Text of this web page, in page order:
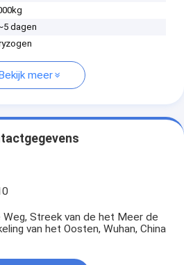
dagen
meer
Streek van de het Meer de
van het Oosten, Wuhan, China